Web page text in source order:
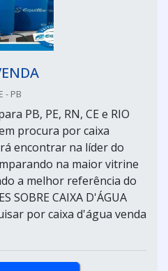
- PB
PB, PE, RN, CE e RIO
procura por caixa
encontrar na líder do
na maior vitrine
a melhor referência do
SOBRE CAIXA D'ÁGUA
por caixa d'água venda